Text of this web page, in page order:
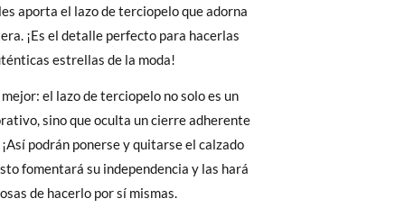
aporta el lazo de terciopelo que adorna
¡Es el detalle perfecto para hacerlas
estrellas de la moda!
el lazo de terciopelo no solo es un
sino que oculta un cierre adherente
podrán ponerse y quitarse el calzado
fomentará su independencia y las hará
de hacerlo por sí mismas.
precio final será el de los zapatos que
Cambios & Devoluciones
de todo: te mandaremos otra
tienes que preocuparte por nada!
17,2 17,8 18,5 19,2